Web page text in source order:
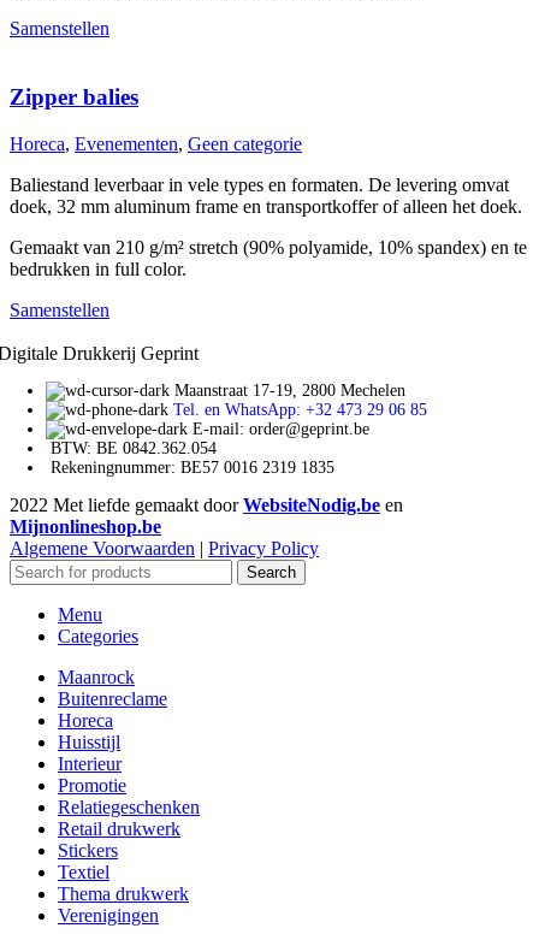
Samenstellen
Zipper balies
Horeca, Evenementen, Geen categorie
Baliestand leverbaar in vele types en formaten. De levering omvat
doek, 32 mm aluminum frame en transportkoffer of alleen het doek.
Gemaakt van 210 g/m² stretch (90% polyamide, 10% spandex) en te
bedrukken in full color.
Samenstellen
Drukkerij Geprint
Maanstraat 17-19, 2800 Mechelen
Tel. en WhatsApp: +32 473 29 06 85
E-mail: order@geprint.be
BTW: BE 0842.362.054
Rekeningnummer: BE57 0016 2319 1835
2022 Met liefde gemaakt doorWebsiteNodig.be en
Mijnonlineshop.be
Algemene Voorwaarden | Privacy Policy
Search
Menu
Categories
Maanrock
Buitenreclame
Horeca
Huisstijl
Interieur
Promotie
Relatiegeschenken
Retail drukwerk
Stickers
Textiel
Thema drukwerk
Verenigingen